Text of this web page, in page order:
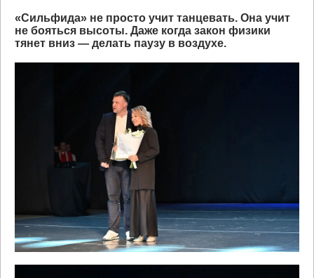
«Сильфида» не просто учит танцевать. Она учит
не бояться высоты. Даже когда закон физики
тянет вниз — делать паузу в воздухе.